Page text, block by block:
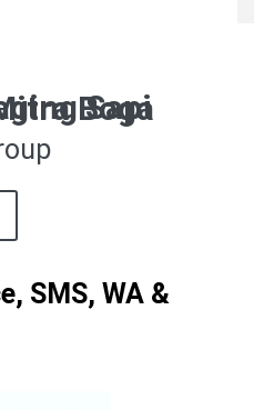
SMS, WA &